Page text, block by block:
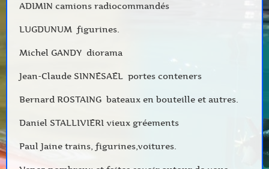
ADIMIN camions radiocommandés
LUGDUNUM figurines.
Michel GANDY diorama
Jean-Claude SINNESAEL portes conteners
Bernard ROSTAING bateaux en bouteille et autres.
Daniel STALLIVIERI vieux gréements
Paul Jaine trains, figurines,voitures.